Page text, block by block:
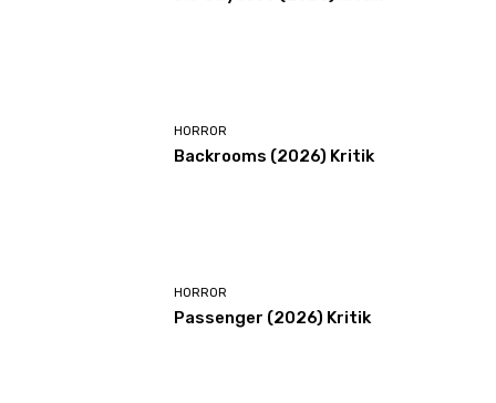
HORROR
Backrooms (2026) Kritik
HORROR
Passenger (2026) Kritik